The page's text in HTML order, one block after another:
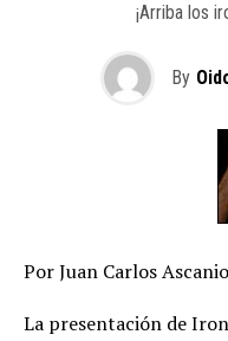
¡Arriba los
By
Por Juan Carlos Ascanio
La presentación de